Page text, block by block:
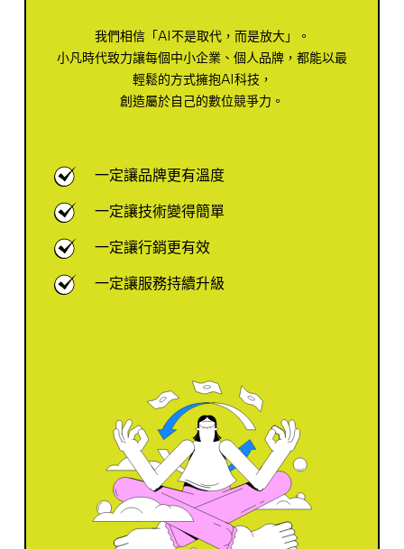
我們相信「AI不是取代，而是放大」。
小凡時代致力讓每個中小企業、個人品牌，都能以最
輕鬆的方式擁抱AI科技，
創造屬於自己的數位競爭力。
一定讓品牌更有溫度
一定讓技術變得簡單
一定讓行銷更有效
一定讓服務持續升級